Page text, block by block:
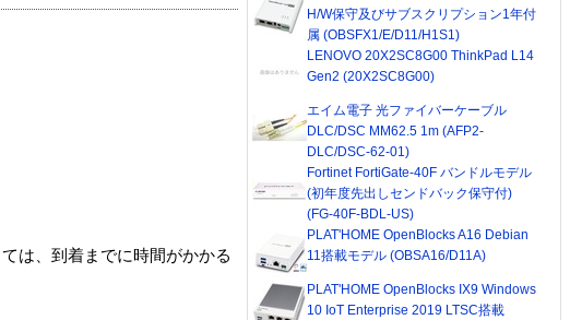
は、到着までに時間がかかる
H/W保守及びサブスクリプション1年付
属 (OBSFX1/E/D11/H1S1)
LENOVO 20X2SC8G00 ThinkPad L14
Gen2 (20X2SC8G00)
エイム電子 光ファイバーケーブル
DLC/DSC MM62.5 1m (AFP2-
DLC/DSC-62-01)
Fortinet FortiGate-40F バンドルモデル
(初年度先出しセンドバック保守付)
(FG-40F-BDL-US)
PLAT'HOME OpenBlocks A16 Debian
11搭載モデル (OBSA16/D11A)
PLAT'HOME OpenBlocks IX9 Windows
10 IoT Enterprise 2019 LTSC搭載